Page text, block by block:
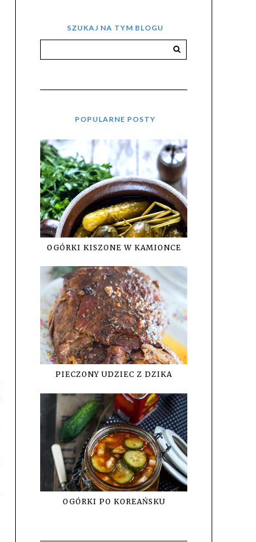
SZUKAJ NA TYM BLOGU
POPULARNE POSTY
OGÓRKI KISZONE W KAMIONCE
PIECZONY UDZIEC Z DZIKA
OGÓRKI PO KOREAŃSKU